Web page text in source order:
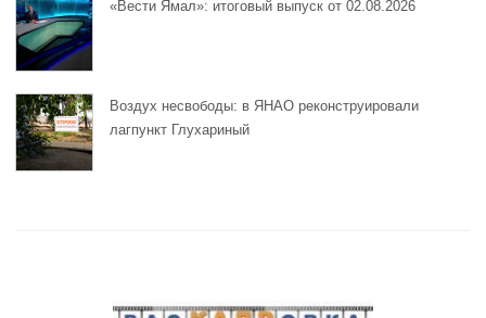
«Вести Ямал»: итоговый выпуск от 02.08.2026
Воздух несвободы: в ЯНАО реконструировали
лагпункт Глухариный